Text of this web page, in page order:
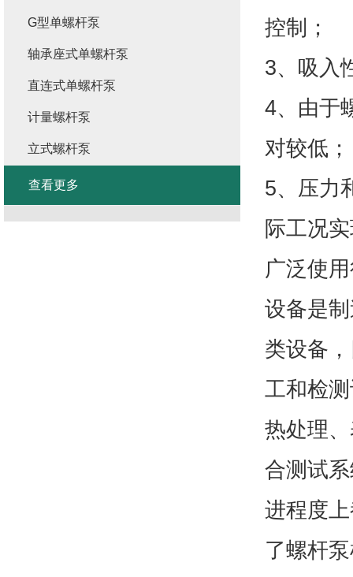
控制；
3、吸入
4、由于
对较低；
5、压力
际工况
广泛使
设备是
类设备
工和检
热处理
合测试
进程度
了螺杆
G型单螺杆泵
轴承座式单螺杆泵
直连式单螺杆泵
计量螺杆泵
立式螺杆泵
查看更多